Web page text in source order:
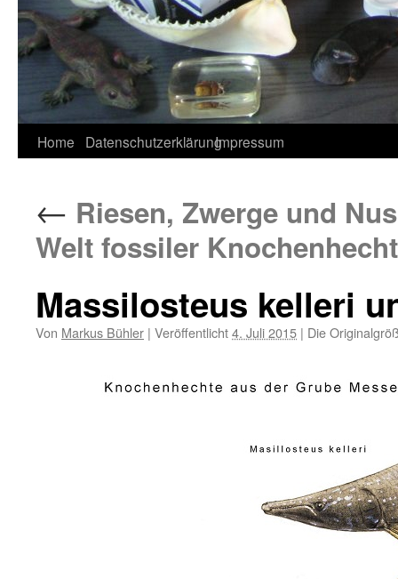
Home DatenschutzerklärungImpressum
← Riesen, Zwerge und
Welt fossiler
Massilosteus kelleri
Von Markus Bühler | Veröffentlicht4. Juli 2015 | Die